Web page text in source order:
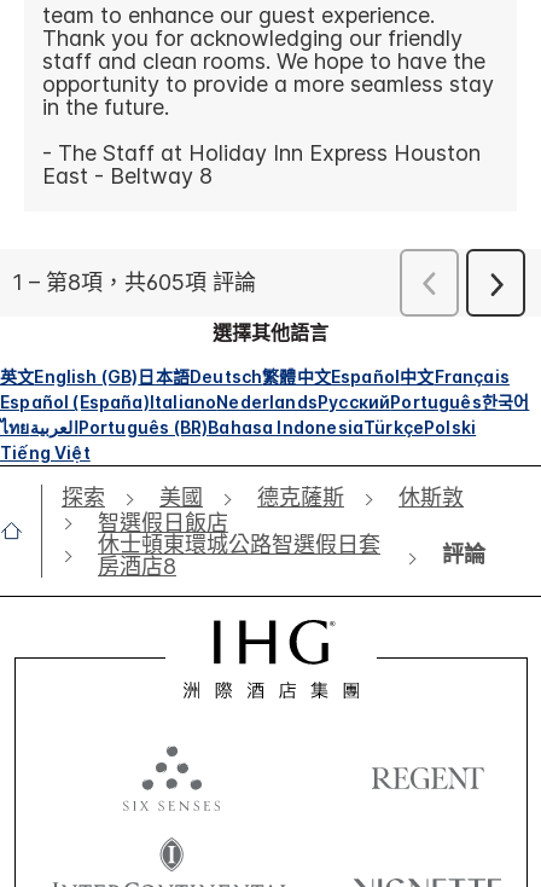
選擇其他語言
英文English (GB)日本語Deutsch繁體中文Español中文Français
Español (España)ItalianoNederlandsРусскийPortuguês한국어
ไทยالعربيةPortuguês (BR)Bahasa IndonesiaTürkçePolski
Tiếng Việt
探索 美國 德克薩斯
休斯敦
智選假日飯店
休士頓東環城公路智選假日套
房酒店8
評論